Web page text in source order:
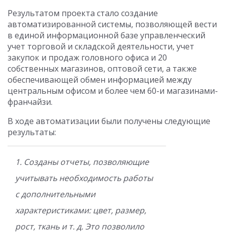
Результатом проекта стало создание
автоматизированной системы, позволяющей вести
в единой информационной базе управленческий
учет торговой и складской деятельности, учет
закупок и продаж головного офиса и 20
собственных магазинов, оптовой сети, а также
обеспечивающей обмен информацией между
центральным офисом и более чем 60-и магазинами-
франчайзи.
В ходе автоматизации были получены следующие
результаты:
1. Созданы отчеты, позволяющие
учитывать необходимость работы
с дополнительными
характеристиками: цвет, размер,
рост, ткань и т. д. Это позволило